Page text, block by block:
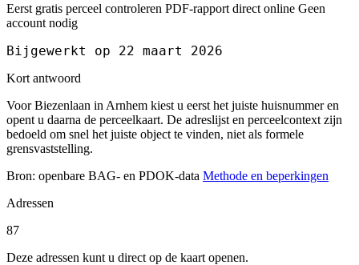
Eerst gratis perceel controleren PDF-rapport direct online Geen
account nodig
Bijgewerkt op 22 maart 2026
Kort antwoord
Voor Biezenlaan in Arnhem kiest u eerst het juiste huisnummer en
opent u daarna de perceelkaart. De adreslijst en perceelcontext zijn
bedoeld om snel het juiste object te vinden, niet als formele
grensvaststelling.
Bron: openbare BAG- en PDOK-data Methode en beperkingen
Adressen
87
Deze adressen kunt u direct op de kaart openen.